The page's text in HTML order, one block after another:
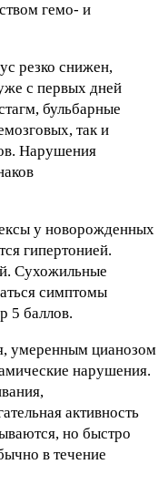
гемо- и
резко снижен,
с первых дней
бульбарные
так и
Нарушения
у новорожденных
гипертонией.
Сухожильные
симптомы
5 баллов.
умеренным цианозом
нарушения.
активность
но быстро
в течение